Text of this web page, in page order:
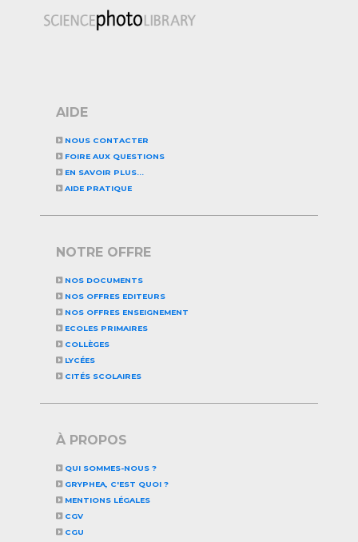
AIDE
NOUS CONTACTER
FOIRE AUX QUESTIONS
EN SAVOIR PLUS...
AIDE PRATIQUE
NOTRE OFFRE
NOS DOCUMENTS
NOS OFFRES EDITEURS
NOS OFFRES ENSEIGNEMENT
ECOLES PRIMAIRES
COLLÈGES
LYCÉES
CITÉS SCOLAIRES
À PROPOS
QUI SOMMES-NOUS ?
GRYPHEA, C'EST QUOI ?
MENTIONS LÉGALES
CGV
CGU